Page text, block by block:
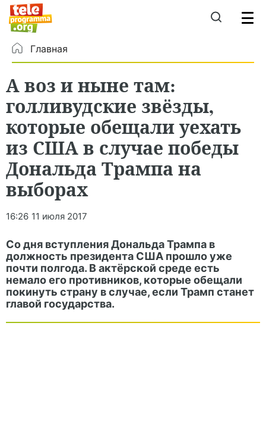
Главная
А воз и ныне там:
голливудские звёзды,
которые обещали уехать
из США в случае победы
Дональда Трампа на
выборах
16:26 11 июля 2017
Со дня вступления Дональда Трампа в
должность президента США прошло уже
почти полгода. В актёрской среде есть
немало его противников, которые обещали
покинуть страну в случае, если Трамп станет
главой государства.